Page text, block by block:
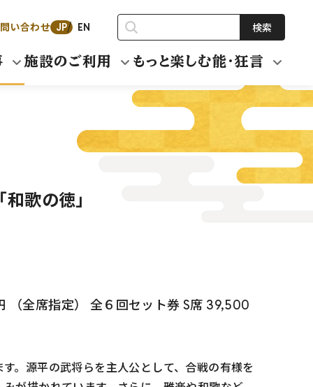
い合わせ JP EN 検索
施設のご利用 もっと楽しむ能・狂言
歌の徳」
全席指定） 全６回セット券 S席 39,500
。源平の武将らを主人公として、合戦の有様を